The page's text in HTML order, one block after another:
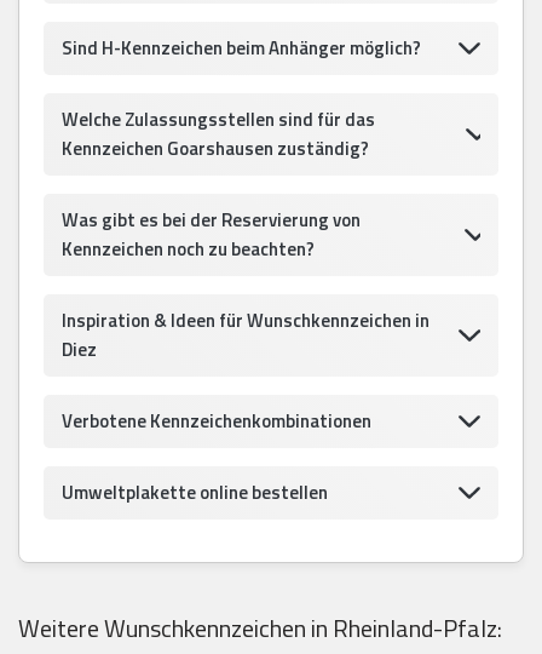
Sind H-Kennzeichen beim Anhänger möglich?
Welche Zulassungsstellen sind für das
Kennzeichen Goarshausen zuständig?
Was gibt es bei der Reservierung von
Kennzeichen noch zu beachten?
Inspiration & Ideen für Wunschkennzeichen in
Diez
Verbotene Kennzeichenkombinationen
Umweltplakette online bestellen
Weitere Wunschkennzeichen in Rheinland-Pfalz: